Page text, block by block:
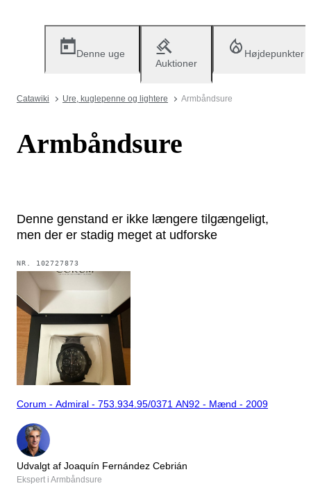
Denne uge
Auktioner
Højdepunkter
Catawiki Ure, kuglepenne og lightere Armbåndsure
Armbåndsure
Denne genstand er ikke længere tilgængeligt,
men der er stadig meget at udforske
NR. 102727873
Corum - Admiral - 753.934.95/0371 AN92 - Mænd - 2009
Udvalgt af Joaquín Fernández Cebrián
Ekspert i Armbåndsure